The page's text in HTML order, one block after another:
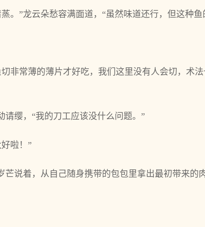
。”龙云朵愁容满面道，“虽然味道还行，但这种
非常薄的薄片才好吃，我们这里没有人会切，术
请缨，“我的刀工应该没什么问题。”
啦！”
芒说着，从自己随身携带的包包里拿出最初带来